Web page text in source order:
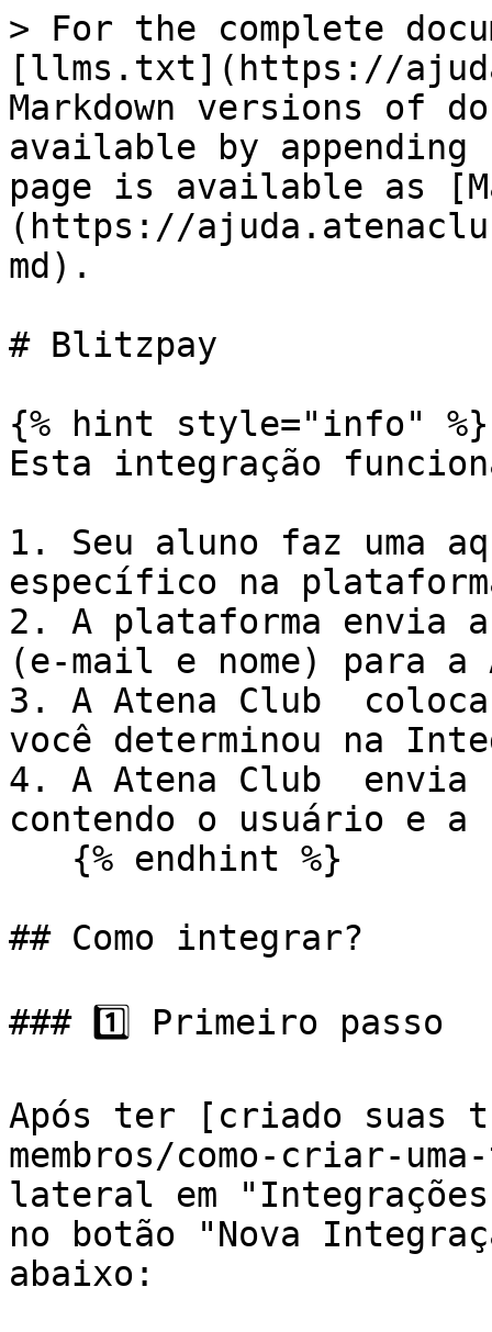
> For the complete
[llms.txt](https://
Markdown versions of
available by
page is available as
(https://
md).
# Blitzpay
{% hint style="info" %}
Esta integração
1. Seu aluno faz uma
específico na
2. A plataforma envia
(e-mail e nome) para a
3. A Atena Club
você determinou na
4. A Atena Club  envia
contendo o usuário e a
## Como integrar?
### 1️⃣ Primeiro passo
Após ter [criado suas
membros/como-criar-
lateral em
no botão "Nova
abaixo: